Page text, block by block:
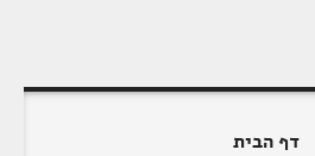
דף הבית